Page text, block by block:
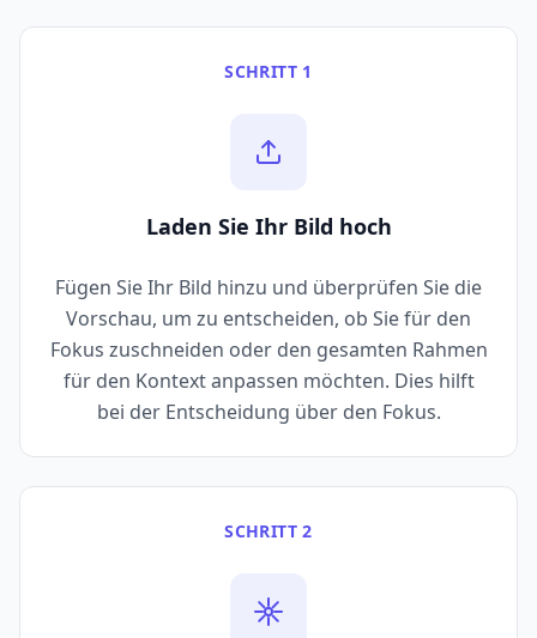
SCHRITT 1
Laden Sie Ihr Bild hoch
Fügen Sie Ihr Bild hinzu und überprüfen Sie die
Vorschau, um zu entscheiden, ob Sie für den
Fokus zuschneiden oder den gesamten Rahmen
für den Kontext anpassen möchten. Dies hilft
bei der Entscheidung über den Fokus.
SCHRITT 2